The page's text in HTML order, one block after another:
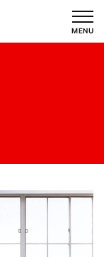
MENU